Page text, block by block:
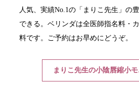
人気、実績No.1の「まりこ先生」の
できる。ベリンダは全医師指名料・
料です。ご予約はお早めにどうぞ。
まりこ先生の小陰唇縮小